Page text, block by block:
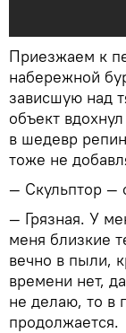
Приезжаем к
набережной
зависшую над
объект
в шедевр
тоже не
— Скульптор —
— Грязная. У
меня близкие
вечно в пыли,
времени нет,
не делаю, то в
продолжается.